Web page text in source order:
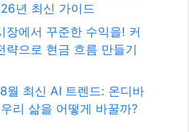
년 최신 가이드
장에서 꾸준한 수익을! 커
략으로 현금 흐름 만들기
월 최신 AI 트렌드: 온디바
리 삶을 어떻게 바꿀까?